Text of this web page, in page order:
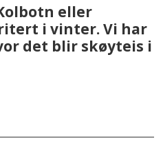
eller
i vinter. Vi har
det blir skøyteis i